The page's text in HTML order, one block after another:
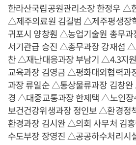
한라산국립공원관리소장 한정우 △
△제주의료원 김길범 △제주평생장
귀포시 양창훤 △농업기술원 총무과
서기관급 승진 △총무과장 강재섭
찬 △재난대응과장 부남기 △4.3지
교육과장 김영금 △평화대외협력과
과장 류일순 △통상물류과장 김창
경 △대중교통과장 한제택 △노인
보건건강위생과장 정인보 △환경정
환경과장 김시완 △의회 사무처 김
수도부장 장영진 △공공하수처리시